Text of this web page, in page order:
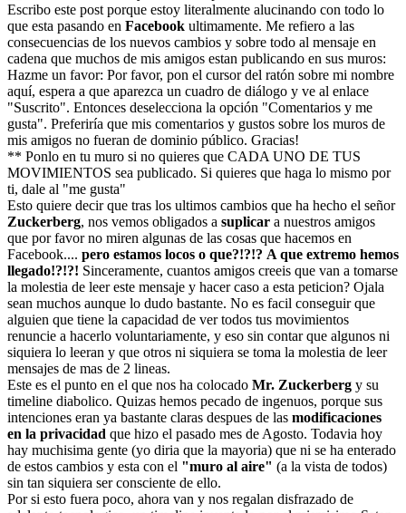
Escribo este post porque estoy literalmente alucinando con todo lo
que esta pasando en Facebook ultimamente. Me refiero a las
consecuencias de los nuevos cambios y sobre todo al mensaje en
cadena que muchos de mis amigos estan publicando en sus muros:
Hazme un favor: Por favor, pon el cursor del ratón sobre mi nombre
aquí, espera a que aparezca un cuadro de diálogo y ve al enlace
"Suscrito". Entonces deselecciona la opción "Comentarios y me
gusta". Preferiría que mis comentarios y gustos sobre los muros de
mis amigos no fueran de dominio público. Gracias!
** Ponlo en tu muro si no quieres que CADA UNO DE TUS
MOVIMIENTOS sea publicado. Si quieres que haga lo mismo por
ti, dale al "me gusta"
Esto quiere decir que tras los ultimos cambios que ha hecho el señor
Zuckerberg, nos vemos obligados a suplicar a nuestros amigos
que por favor no miren algunas de las cosas que hacemos en
Facebook.... pero estamos locos o que?!?!? A que extremo hemos
llegado!?!?! Sinceramente, cuantos amigos creeis que van a tomarse
la molestia de leer este mensaje y hacer caso a esta peticion? Ojala
sean muchos aunque lo dudo bastante. No es facil conseguir que
alguien que tiene la capacidad de ver todos tus movimientos
renuncie a hacerlo voluntariamente, y eso sin contar que algunos ni
siquiera lo leeran y que otros ni siquiera se toma la molestia de leer
mensajes de mas de 2 lineas.
Este es el punto en el que nos ha colocado Mr. Zuckerberg y su
timeline diabolico. Quizas hemos pecado de ingenuos, porque sus
intenciones eran ya bastante claras despues de las modificaciones
en la privacidad que hizo el pasado mes de Agosto. Todavia hoy
hay muchisima gente (yo diria que la mayoria) que ni se ha enterado
de estos cambios y esta con el "muro al aire" (a la vista de todos)
sin tan siquiera ser consciente de ello.
Por si esto fuera poco, ahora van y nos regalan disfrazado de